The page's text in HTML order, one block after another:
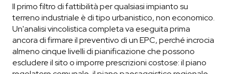
Il primo filtro di fattibilità per qualsiasi impianto su
terreno industriale è di tipo urbanistico, non economico.
Un'analisi vincolistica completa va eseguita prima
ancora di firmare il preventivo di un EPC, perché incrocia
almeno cinque livelli di pianificazione che possono
escludere il sito o imporre prescrizioni costose: il piano